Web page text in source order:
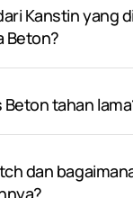
Kanstin yang
Beton?
Beton tahan
dan